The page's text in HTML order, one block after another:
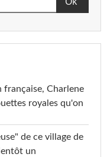
française, Charlene
royales qu'on
de ce village de
un